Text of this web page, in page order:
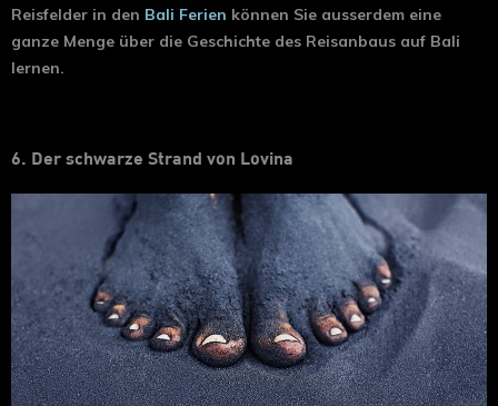
Reisfelder in den Bali Ferien können Sie ausserdem eine
ganze Menge über die Geschichte des Reisanbaus auf Bali
lernen.
6. Der schwarze Strand von Lovina